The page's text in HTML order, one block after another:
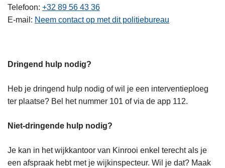
Telefoon +32 89 56 43 36
E-mail
Neem contact op met dit politiebureau
Dringend hulp nodig?
Heb je dringend hulp nodig of wil je een interventieploeg
ter plaatse? Bel het nummer 101 of via de app 112.
Niet-dringende hulp nodig?
Je kan in het wijkkantoor van Kinrooi enkel terecht als je
een afspraak hebt met je wijkinspecteur. Wil je dat? Maak